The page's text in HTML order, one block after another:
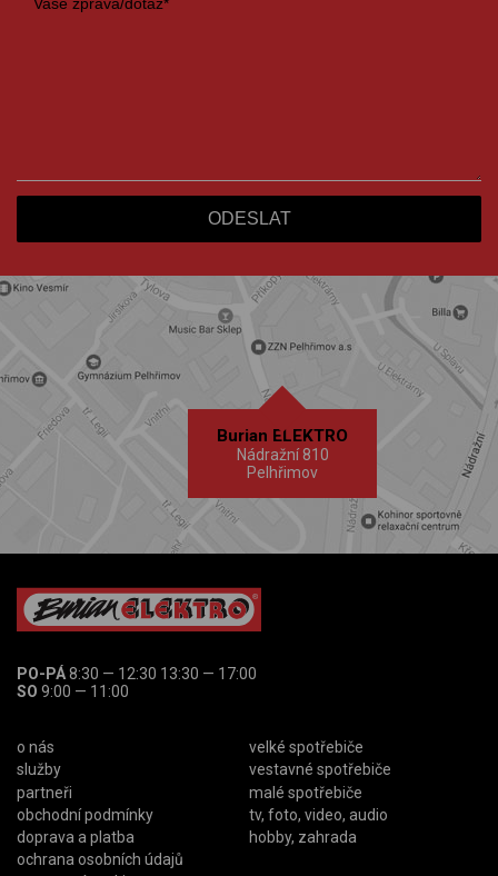
Burian ELEKTRO
Nádražní 810
Pelhřimov
PO-PÁ8:30 — 12:30 13:30 — 17:00
SO 9:00 — 11:00
o nás
služby
partneři
obchodní podmínky
doprava a platba
ochrana osobních údajů
velké spotřebiče
vestavné spotřebiče
malé spotřebiče
tv, foto, video, audio
hobby, zahrada